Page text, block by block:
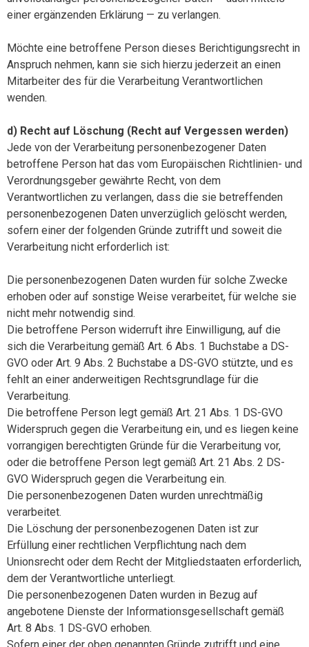
einer ergänzenden Erklärung — zu verlangen.
Möchte eine betroffene Person dieses Berichtigungsrecht in
Anspruch nehmen, kann sie sich hierzu jederzeit an einen
Mitarbeiter des für die Verarbeitung Verantwortlichen
wenden.
d) Recht auf Löschung (Recht auf Vergessen werden)
Jede von der Verarbeitung personenbezogener Daten
betroffene Person hat das vom Europäischen Richtlinien- und
Verordnungsgeber gewährte Recht, von dem
Verantwortlichen zu verlangen, dass die sie betreffenden
personenbezogenen Daten unverzüglich gelöscht werden,
sofern einer der folgenden Gründe zutrifft und soweit die
Verarbeitung nicht erforderlich ist:
Die personenbezogenen Daten wurden für solche Zwecke
erhoben oder auf sonstige Weise verarbeitet, für welche sie
nicht mehr notwendig sind.
Die betroffene Person widerruft ihre Einwilligung, auf die
sich die Verarbeitung gemäß Art. 6 Abs. 1 Buchstabe a DS-
GVO oder Art. 9 Abs. 2 Buchstabe a DS-GVO stützte, und es
fehlt an einer anderweitigen Rechtsgrundlage für die
Verarbeitung.
Die betroffene Person legt gemäß Art. 21 Abs. 1 DS-GVO
Widerspruch gegen die Verarbeitung ein, und es liegen keine
vorrangigen berechtigten Gründe für die Verarbeitung vor,
oder die betroffene Person legt gemäß Art. 21 Abs. 2 DS-
GVO Widerspruch gegen die Verarbeitung ein.
Die personenbezogenen Daten wurden unrechtmäßig
verarbeitet.
Die Löschung der personenbezogenen Daten ist zur
Erfüllung einer rechtlichen Verpflichtung nach dem
Unionsrecht oder dem Recht der Mitgliedstaaten erforderlich,
dem der Verantwortliche unterliegt.
Die personenbezogenen Daten wurden in Bezug auf
angebotene Dienste der Informationsgesellschaft gemäß
Art. 8 Abs. 1 DS-GVO erhoben.